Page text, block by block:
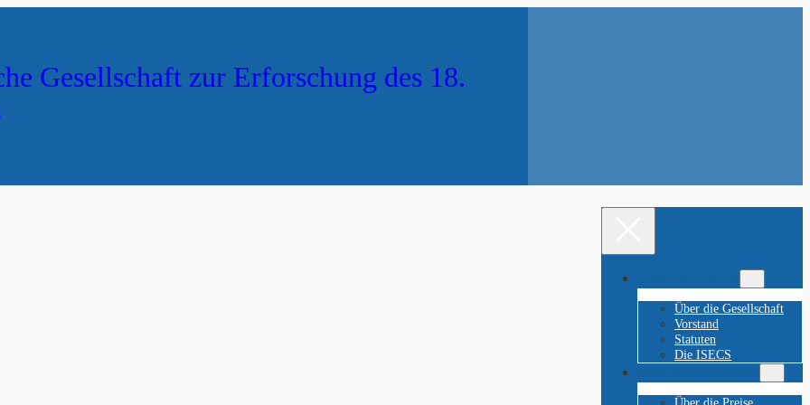
Gesellschaft zur Erforschung des 18.
Über die Gesellschaft
Vorstand
Statuten
Die ISECS